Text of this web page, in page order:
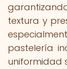
textura y
pastelería
uniformidad